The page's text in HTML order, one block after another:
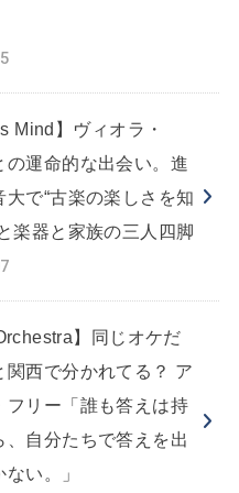
Mind】ヴィオラ・
の運命的な出会い。進
大で“古楽の楽しさを知
楽器と家族の三人四脚
】同じオケだ
関西で分かれてる？ ア
フリー「誰も答えは持
、自分たちで答えを出
い。」